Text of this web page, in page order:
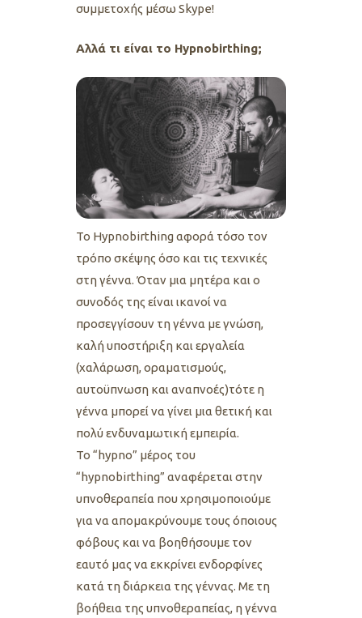
συμμετοχής μέσω Skype!
Αλλά τι είναι το Hypnobirthing;
Το Hypnobirthing αφορά τόσο τον
τρόπο σκέψης όσο και τις τεχνικές
στη γέννα. Όταν μια μητέρα και ο
συνοδός της είναι ικανοί να
προσεγγίσουν τη γέννα με γνώση,
καλή υποστήριξη και εργαλεία
(χαλάρωση, οραματισμούς,
αυτοϋπνωση και αναπνοές)τότε η
γέννα μπορεί να γίνει μια θετική και
πολύ ενδυναμωτική εμπειρία.
Το “hypno” μέρος του
“hypnobirthing” αναφέρεται στην
υπνοθεραπεία που χρησιμοποιούμε
για να απομακρύνουμε τους όποιους
φόβους και να βοηθήσουμε τον
εαυτό μας να εκκρίνει ενδορφίνες
κατά τη διάρκεια της γέννας. Με τη
βοήθεια της υπνοθεραπείας, η γέννα